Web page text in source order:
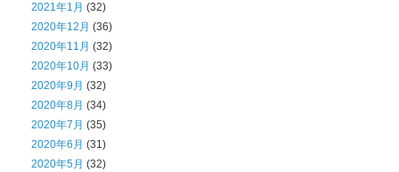
2021年1月 (32)
2020年12月 (36)
2020年11月 (32)
2020年10月 (33)
2020年9月 (32)
2020年8月 (34)
2020年7月 (35)
2020年6月 (31)
2020年5月 (32)